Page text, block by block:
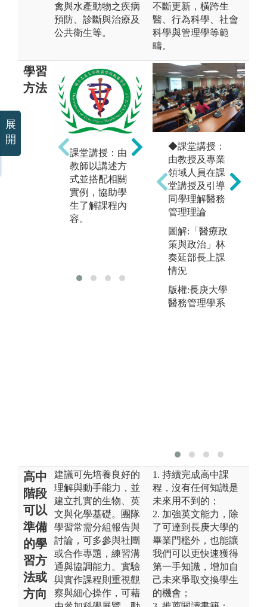
禽與水產動物之疾病
預防、診斷與治療及
公共衛生等。
不斷更新，橫跨生
醫、行為科學、社會
科學與管理學等範
疇。
學習
方法
課堂講授：由
教師以講述方
式並搭配相關
實例，協助學
生了解課程內
容。
團隊學習：藉
由分組報告或
實作，學習人
際交流及合
作，相互啟發
與激盪。
◆課堂講授：
由教授及專業
領域人員在課
堂講授及引導
同學理解醫務
管理理論
圖解:「醫療政
策與政治」林
奏延部長上課
情況
版權:長庚大學
醫務管理學系
高中
階段
可以
準備
的學
習方
法或
方向
建議可先培養良好的
理解與動手能力，並
建立扎實的生物、英
文與化學基礎。團隊
學習常需分組報告與
討論，可多參與社團
或合作專題，練習溝
通與協調能力。實驗
與實作課程則重視觀
察與細心操作，可藉
1. 持續完成高中課
程，沒有任何知識是
未來用不到的；
2. 加強英文能力，除
了可達到長庚大學的
畢業門檻外，也能讓
我們可以更快速獲得
第一手知識，增加自
己未來爭取交換學生
的機會；
展
開